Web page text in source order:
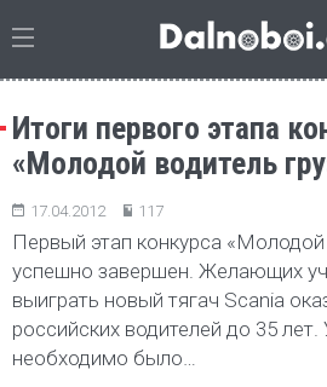
Итоги первого этапа
«Молодой водитель
17.04.2012 117
Первый этап конкурса «Молодой
успешно завершен. Желающих
выиграть новый тягач Scania
российских водителей до 35
необходимо было…